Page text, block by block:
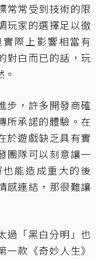
常常受到技術的限
玩家的選擇足以徹
際上影響相當有
對白而已的話，玩
步，許多開發商確
所承諾的體驗。在
於遊戲缺乏具有實
團隊可以刻意讓一
能造成重大的後
感連結，那很難讓
過「黑白分明」也
款《奇妙人生》